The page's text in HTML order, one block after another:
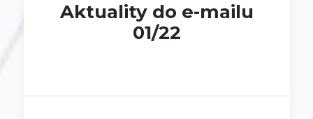
Aktuality do e-mailu
01/22